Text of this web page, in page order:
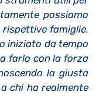
possiamo
famiglie.
iniziato da tempo
farlo con la forza
la giusta
chi ha realmente